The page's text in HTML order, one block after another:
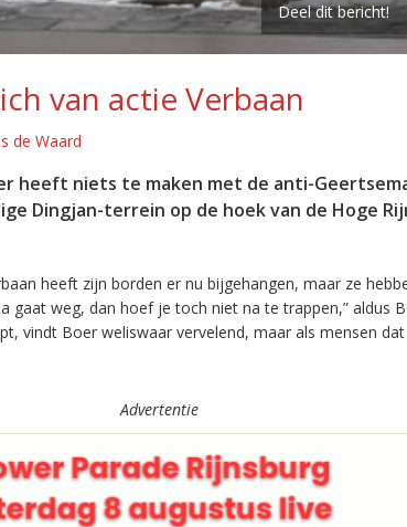
Deel dit bericht!
van actie Verbaan
de Waard
heeft niets te maken met de anti-
Dingjan-terrein op de hoek van de Hoge
heeft zijn borden er nu bijgehangen, maar ze
gaat weg, dan hoef je toch niet na te trappen,” aldus
vindt Boer weliswaar vervelend, maar als mensen
Advertentie